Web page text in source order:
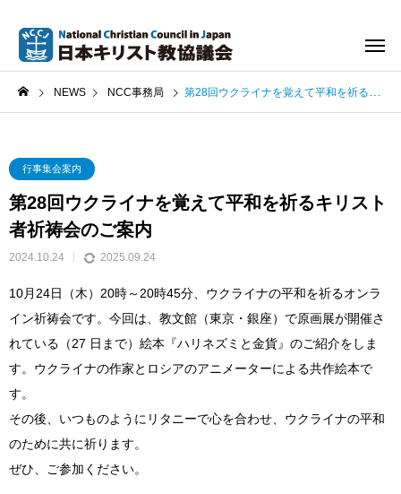
NEWS NCC事務局 第28回ウクライナを覚えて平和を祈るキリスト者祈祷会のご案内
行事集会案内
第28回ウクライナを覚えて平和を祈るキリスト
者祈祷会のご案内
2024.10.24 2025.09.24
10月24日（木）20時～20時45分、ウクライナの平和を祈るオンラ
イン祈祷会です。今回は、教文館（東京・銀座）で原画展が開催さ
れている（27 日まで）絵本『ハリネズミと金貨』のご紹介をしま
す。ウクライナの作家とロシアのアニメーターによる共作絵本で
す。
その後、いつものようにリタニーで心を合わせ、ウクライナの平和
のために共に祈ります。
ぜひ、ご参加ください。